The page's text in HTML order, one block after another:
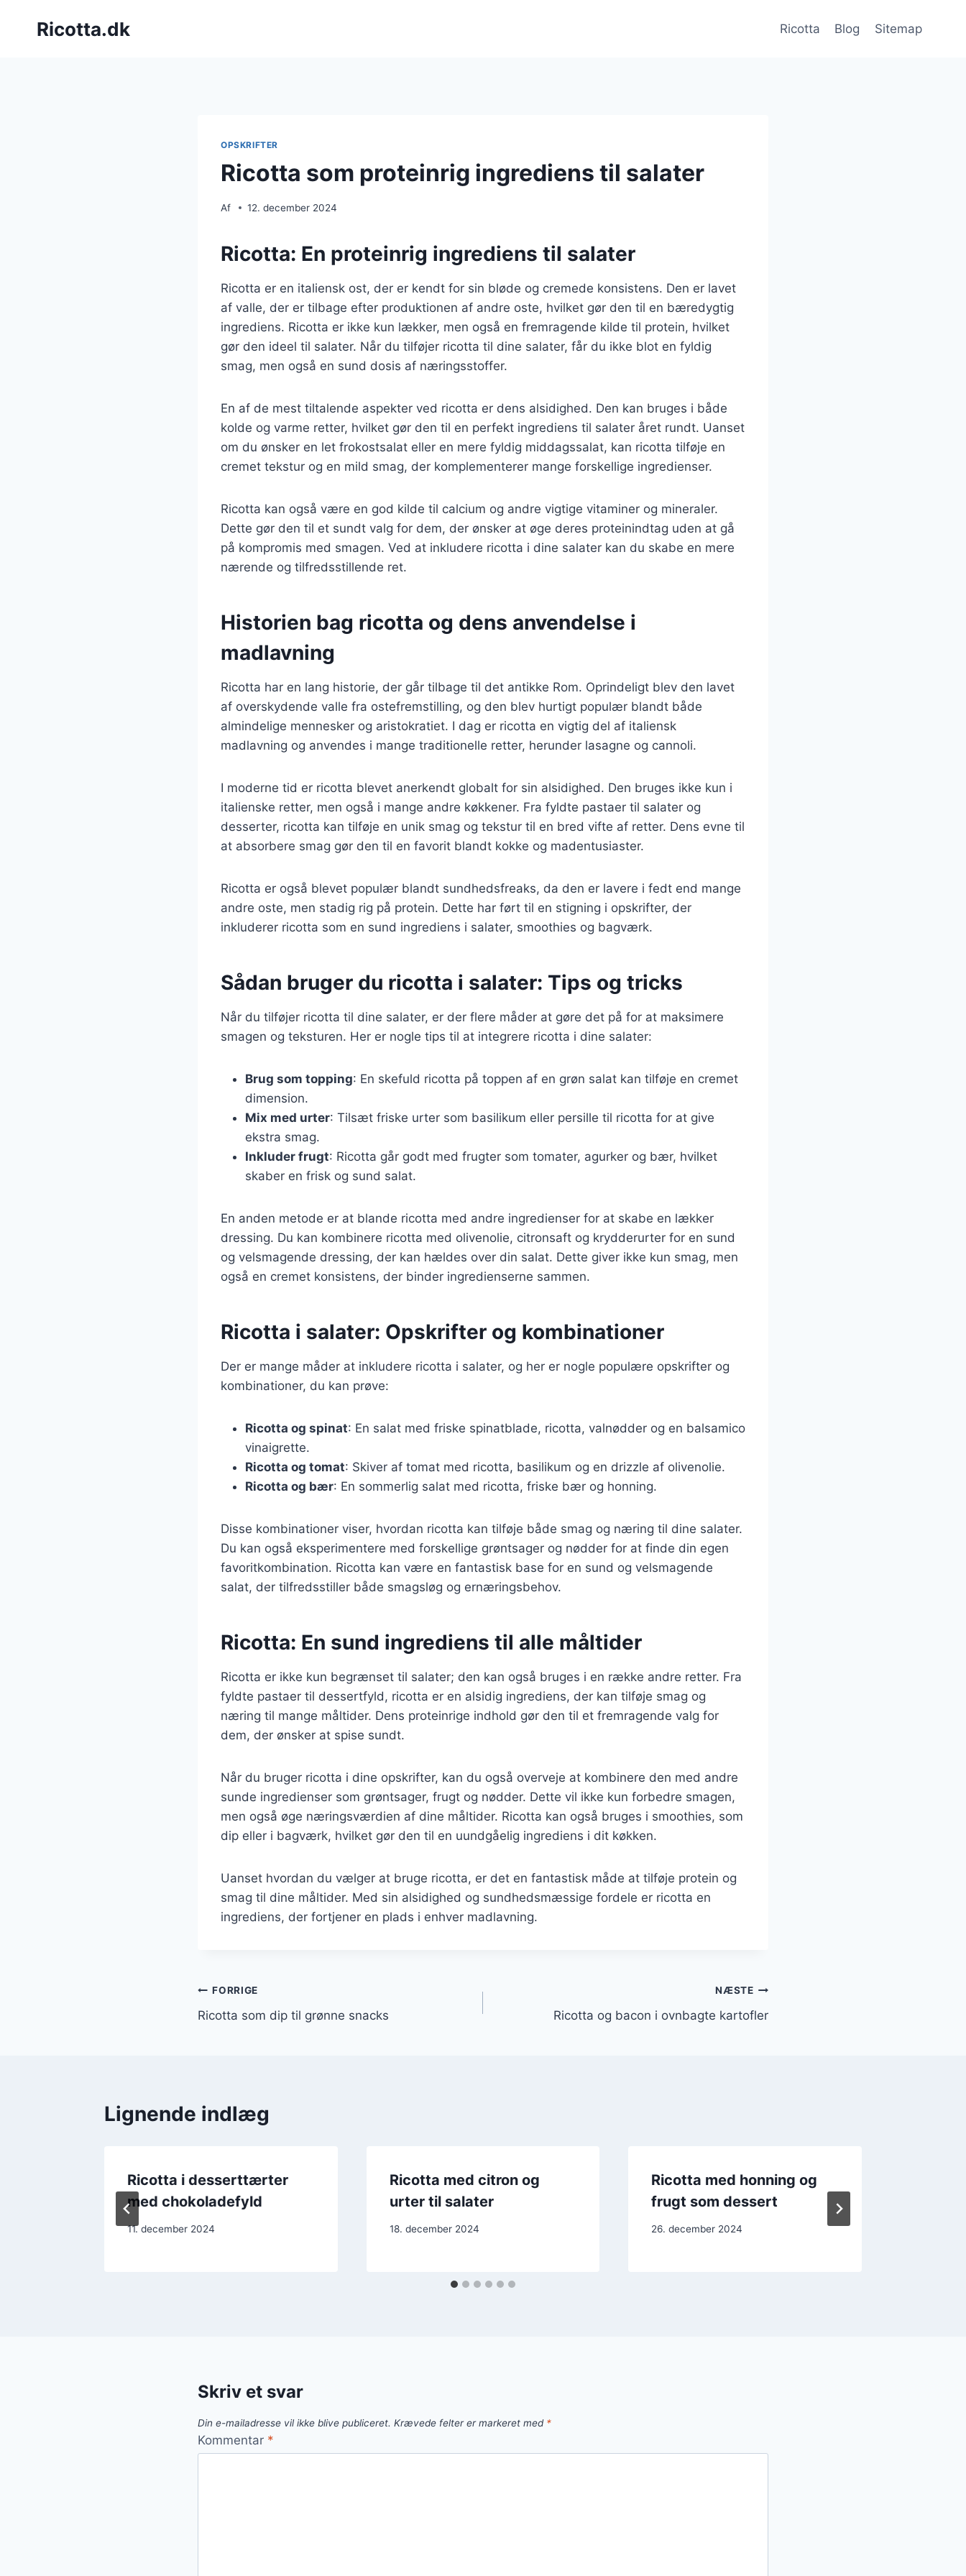
Ricotta.dk Ricotta Blog Sitemap
OPSKRIFTER
Ricotta som proteinrig ingrediens til salater
Af 12. december 2024
Ricotta: En proteinrig ingrediens til salater
Ricotta er en italiensk ost, der er kendt for sin bløde og cremede konsistens. Den er lavet
af valle, der er tilbage efter produktionen af andre oste, hvilket gør den til en bæredygtig
ingrediens. Ricotta er ikke kun lækker, men også en fremragende kilde til protein, hvilket
gør den ideel til salater. Når du tilføjer ricotta til dine salater, får du ikke blot en fyldig
smag, men også en sund dosis af næringsstoffer.
En af de mest tiltalende aspekter ved ricotta er dens alsidighed. Den kan bruges i både
kolde og varme retter, hvilket gør den til en perfekt ingrediens til salater året rundt. Uanset
om du ønsker en let frokostsalat eller en mere fyldig middagssalat, kan ricotta tilføje en
cremet tekstur og en mild smag, der komplementerer mange forskellige ingredienser.
Ricotta kan også være en god kilde til calcium og andre vigtige vitaminer og mineraler.
Dette gør den til et sundt valg for dem, der ønsker at øge deres proteinindtag uden at gå
på kompromis med smagen. Ved at inkludere ricotta i dine salater kan du skabe en mere
nærende og tilfredsstillende ret.
Historien bag ricotta og dens anvendelse i
madlavning
Ricotta har en lang historie, der går tilbage til det antikke Rom. Oprindeligt blev den lavet
af overskydende valle fra ostefremstilling, og den blev hurtigt populær blandt både
almindelige mennesker og aristokratiet. I dag er ricotta en vigtig del af italiensk
madlavning og anvendes i mange traditionelle retter, herunder lasagne og cannoli.
I moderne tid er ricotta blevet anerkendt globalt for sin alsidighed. Den bruges ikke kun i
italienske retter, men også i mange andre køkkener. Fra fyldte pastaer til salater og
desserter, ricotta kan tilføje en unik smag og tekstur til en bred vifte af retter. Dens evne til
at absorbere smag gør den til en favorit blandt kokke og madentusiaster.
Ricotta er også blevet populær blandt sundhedsfreaks, da den er lavere i fedt end mange
andre oste, men stadig rig på protein. Dette har ført til en stigning i opskrifter, der
inkluderer ricotta som en sund ingrediens i salater, smoothies og bagværk.
Sådan bruger du ricotta i salater: Tips og tricks
Når du tilføjer ricotta til dine salater, er der flere måder at gøre det på for at maksimere
smagen og teksturen. Her er nogle tips til at integrere ricotta i dine salater:
Brug som topping: En skefuld ricotta på toppen af en grøn salat kan tilføje en cremet
dimension.
Mix med urter: Tilsæt friske urter som basilikum eller persille til ricotta for at give
ekstra smag.
Inkluder frugt: Ricotta går godt med frugter som tomater, agurker og bær, hvilket
skaber en frisk og sund salat.
En anden metode er at blande ricotta med andre ingredienser for at skabe en lækker
dressing. Du kan kombinere ricotta med olivenolie, citronsaft og krydderurter for en sund
og velsmagende dressing, der kan hældes over din salat. Dette giver ikke kun smag, men
også en cremet konsistens, der binder ingredienserne sammen.
Ricotta i salater: Opskrifter og kombinationer
Der er mange måder at inkludere ricotta i salater, og her er nogle populære opskrifter og
kombinationer, du kan prøve:
Ricotta og spinat: En salat med friske spinatblade, ricotta, valnødder og en balsamico
vinaigrette.
Ricotta og tomat: Skiver af tomat med ricotta, basilikum og en drizzle af olivenolie.
Ricotta og bær: En sommerlig salat med ricotta, friske bær og honning.
Disse kombinationer viser, hvordan ricotta kan tilføje både smag og næring til dine salater.
Du kan også eksperimentere med forskellige grøntsager og nødder for at finde din egen
favoritkombination. Ricotta kan være en fantastisk base for en sund og velsmagende
salat, der tilfredsstiller både smagsløg og ernæringsbehov.
Ricotta: En sund ingrediens til alle måltider
Ricotta er ikke kun begrænset til salater; den kan også bruges i en række andre retter. Fra
fyldte pastaer til dessertfyld, ricotta er en alsidig ingrediens, der kan tilføje smag og
næring til mange måltider. Dens proteinrige indhold gør den til et fremragende valg for
dem, der ønsker at spise sundt.
Når du bruger ricotta i dine opskrifter, kan du også overveje at kombinere den med andre
sunde ingredienser som grøntsager, frugt og nødder. Dette vil ikke kun forbedre smagen,
men også øge næringsværdien af dine måltider. Ricotta kan også bruges i smoothies, som
dip eller i bagværk, hvilket gør den til en uundgåelig ingrediens i dit køkken.
Uanset hvordan du vælger at bruge ricotta, er det en fantastisk måde at tilføje protein og
smag til dine måltider. Med sin alsidighed og sundhedsmæssige fordele er ricotta en
ingrediens, der fortjener en plads i enhver madlavning.
Indlægsnavigation
FORRIGE
Ricotta som dip til grønne snacks
NÆSTE
Ricotta og bacon i ovnbagte kartofler
Lignende indlæg
Ricotta i desserttærter
med chokoladefyld
11. december 2024
Ricotta med citron og
urter til salater
18. december 2024
Ricotta med honning og
frugt som dessert
26. december 2024
Skriv et svar
Din e-mailadresse vil ikke blive publiceret. Krævede felter er markeret med *
Kommentar *